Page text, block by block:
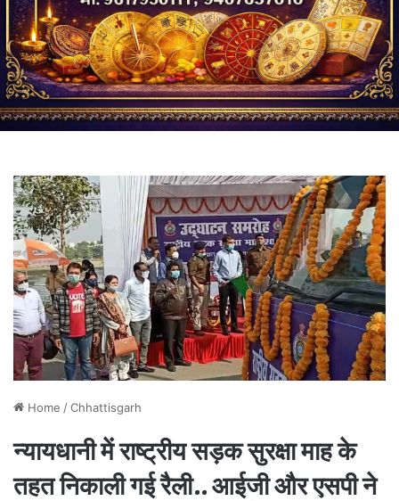
Home /Chhattisgarh
न्यायधानी में राष्ट्रीय सड़क सुरक्षा माह के
तहत निकाली गई रैली.. आईजी और एसपी ने